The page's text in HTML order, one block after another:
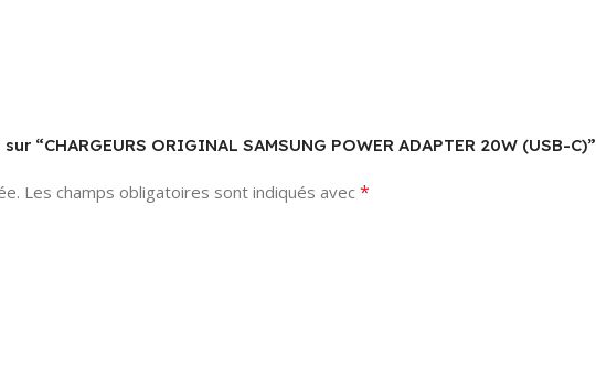
“CHARGEURS ORIGINAL SAMSUNG POWER ADAPTER 20W (USB-C)”
Les champs obligatoires sont indiqués avec *